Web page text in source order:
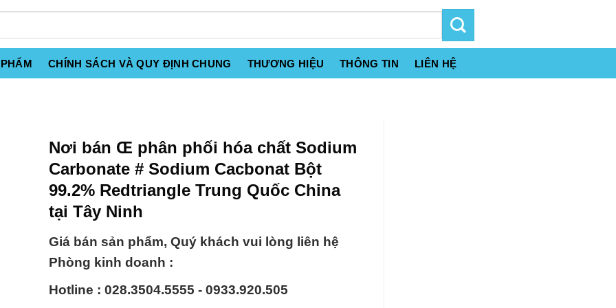
CHÍNH SÁCH VÀ QUY ĐỊNH CHUNG THƯƠNG HIỆU THÔNG TIN LIÊN HỆ
Nơi bán Œ phân phối hóa chất Sodium
Carbonate # Sodium Cacbonat Bột
99.2% Redtriangle Trung Quốc China
tại Tây Ninh
Giá bán sản phẩm, Quý khách vui lòng liên hệ
Phòng kinh doanh :
Hotline : 028.3504.5555 - 0933.920.505